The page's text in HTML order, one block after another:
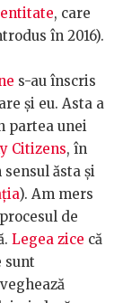
, care
în 2016).
s-au înscris
și eu. Asta a
partea unei
Citizens, în
ăsta și
). Am mers
de
Legea zice că
sunt